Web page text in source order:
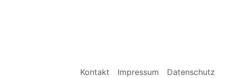
Kontakt Impressum Datenschutz